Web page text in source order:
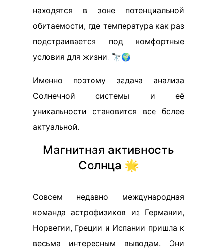
находятся в зоне потенциальной
обитаемости, где температура как раз
подстраивается под комфортные
условия для жизни. 🔭🌍
Именно поэтому задача анализа
Солнечной системы и её
уникальности становится все более
актуальной.
Магнитная активность
Солнца 🌟
Совсем недавно международная
команда астрофизиков из Германии,
Норвегии, Греции и Испании пришла к
весьма интересным выводам. Они